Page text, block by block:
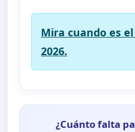
Mira cuando es
2026.
¿Cuánto falta